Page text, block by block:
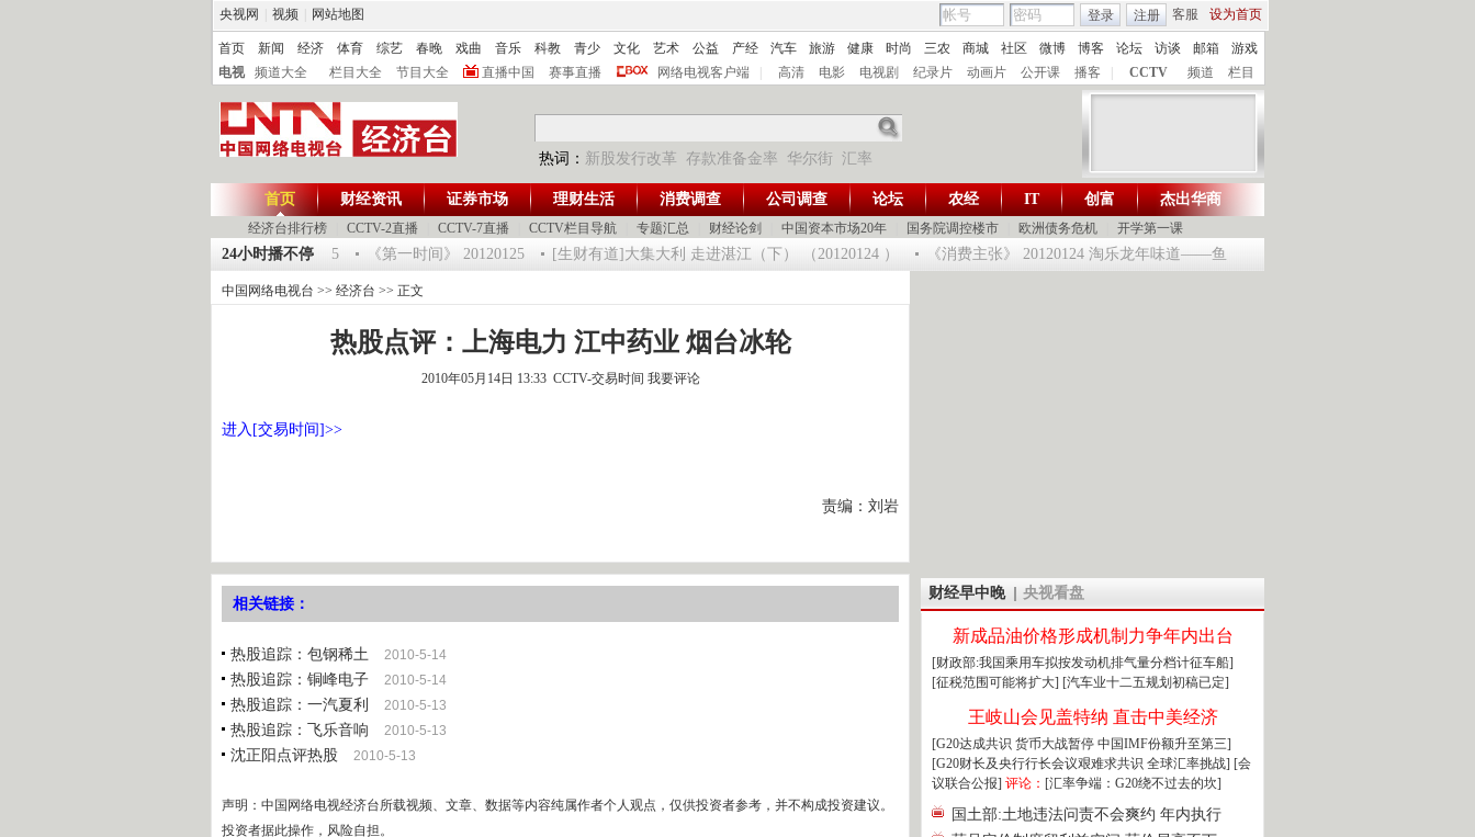
央视网 视频 网站地图 客服 设为首页
登录 注册
首页 新闻 经济 体育 综艺 春晚 戏曲 音乐 科教 青少 文化 艺术 公益 产经 汽车 旅游 健康 时尚 三农 商城 社区 微博 博客 论坛 访谈 邮箱
游戏
电视
频道大全 栏目大全 节目大全 直播中国 赛事直播 网络电视客户端 | 高清 电影 电视剧 纪录片 动画片 公开课 播客 | CCTV 频道 栏目
热词： 新股发行改革 存款准备金率 华尔街 汇率
财智生活 一键通达
首页
经济台排行榜 CCTV-2直播 CCTV-7直播 CCTV栏目导航 专题汇总 财经论剑 中国资本市场20年 国务院调控楼市 欧洲债务危机 开学第一课
财经资讯 证券市场 理财生活 消费调查 公司调查 论坛 农经 IT 创富 杰出华商
24小时播不停
《环球驿站》20120125 祝福2012-超级魔术师 5 《第一时间》 20120125 [生财有道]大集大利 走进湛江（下） （20120124 ） 《消费主张》 20120124 淘乐龙年味道——鱼跃迎龙合家欢
中国网络电视台 >> 经济台 >> 正文
热股点评：上海电力 江中药业 烟台冰轮
2010年05月14日 13:33 CCTV-交易时间 我要评论
进入[交易时间]>>
责编：刘岩
相关链接：
热股追踪：包钢稀土 2010-5-14
热股追踪：铜峰电子 2010-5-14
热股追踪：一汽夏利 2010-5-13
热股追踪：飞乐音响 2010-5-13
沈正阳点评热股 2010-5-13
声明：中国网络电视经济台所载视频、文章、数据等内容纯属作者个人观点，仅供投资者参考，并不构成投资建议。
投资者据此操作，风险自担。
财经早中晚 央视看盘
新成品油价格形成机制力争年内出台
[财政部:我国乘用车拟按发动机排气量分档计征车船]
[征税范围可能将扩大] [汽车业十二五规划初稿已定]
王岐山会见盖特纳 直击中美经济
[G20达成共识 货币大战暂停 中国IMF份额升至第三]
[G20财长及央行行长会议艰难求共识 全球汇率挑战] [会
议联合公报] 评论： [汇率争端：G20绕不过去的坎]
国土部:土地违法问责不会爽约 年内执行